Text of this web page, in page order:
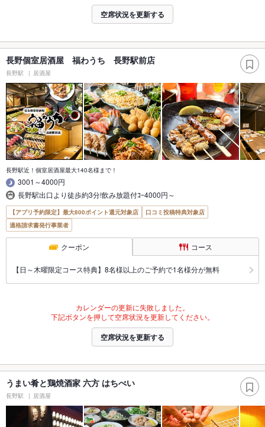
空席状況を更新する
長野個室居酒屋 福わうち 長野駅前店
長野駅 居酒屋
長野駅近！個室居酒屋最大140名様まで！
3001～4000円
長野駅出口より徒歩約3分!飲み放題付ｺｰ4000円～
【アプリ予約限定】最大800ポイント還元対象店
口コミ投稿特典対象店
適格請求書発行事業者
クーポン コース
【日～木曜限定コース特典】8名様以上のご予約で1名様分が無料
カレンダーの更新に失敗しました。
下記ボタンを押して空席状況を更新してください。
空席状況を更新する
うまい肴と鶏焼酒家 六方 はちべい
長野駅 居酒屋